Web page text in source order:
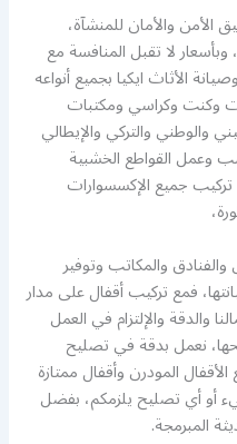
والأمان للمنشآة،
لا تقبل المنافسة مع
الأثاث ايكيا بجميع أنواعه
وكنت وكراسي ومكتبات
والوطني والتركي والإيطالي
وعمل القواطع الخشبية
تركيب جميع الإكسسوارات
والفنادق والمكاتب وتوفير
فمع تركيب أقفال على مدار
والدقة والإلتزام في العمل
نعمل بدقة في تصليح
المودرن وأقفال ممتازة
أو أي تصليح يلزمكم، بفضل
المبرمجة.